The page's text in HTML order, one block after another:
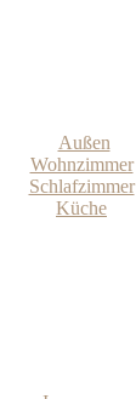
Außen
Wohnzimmer
Schlafzimmer
Küche